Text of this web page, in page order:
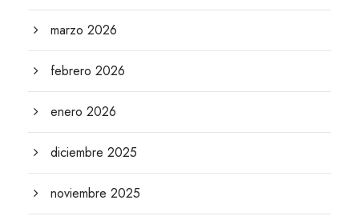
marzo 2026
febrero 2026
enero 2026
diciembre 2025
noviembre 2025